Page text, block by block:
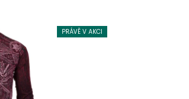
PRÁVĚ V AKCI